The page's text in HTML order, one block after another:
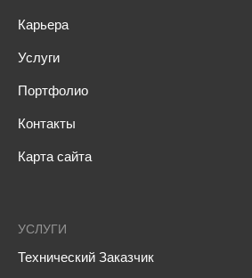
Карьера
Услуги
Портфолио
Контакты
Карта сайта
УСЛУГИ
Технический Заказчик